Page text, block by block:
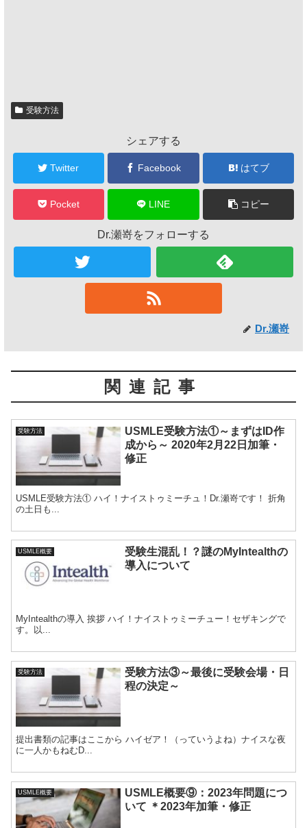
受験方法
シェアする
Twitter Facebook はてブ
Pocket LINE コピー
Dr.瀬嵜をフォローする
Dr.瀬嵜
関連記事
受験方法
USMLE受験方法①～まずはID作
成から～ 2020年2月22日加筆・
修正
USMLE受験方法① ハイ！ナイストゥミーチュ！Dr.瀬嵜です！ 折角
の土日も...
USMLE概要
受験生混乱！？謎のMyIntealthの
導入について
MyIntealthの導入 挨拶 ハイ！ナイストゥミーチュー！セザキングで
す。以...
受験方法
受験方法③～最後に受験会場・日
程の決定～
提出書類の記事はここから ハイゼア！（っていうよね）ナイスな夜
に一人かもねむD...
USMLE概要
USMLE概要⑨：2023年問題につ
いて ＊2023年加筆・修正